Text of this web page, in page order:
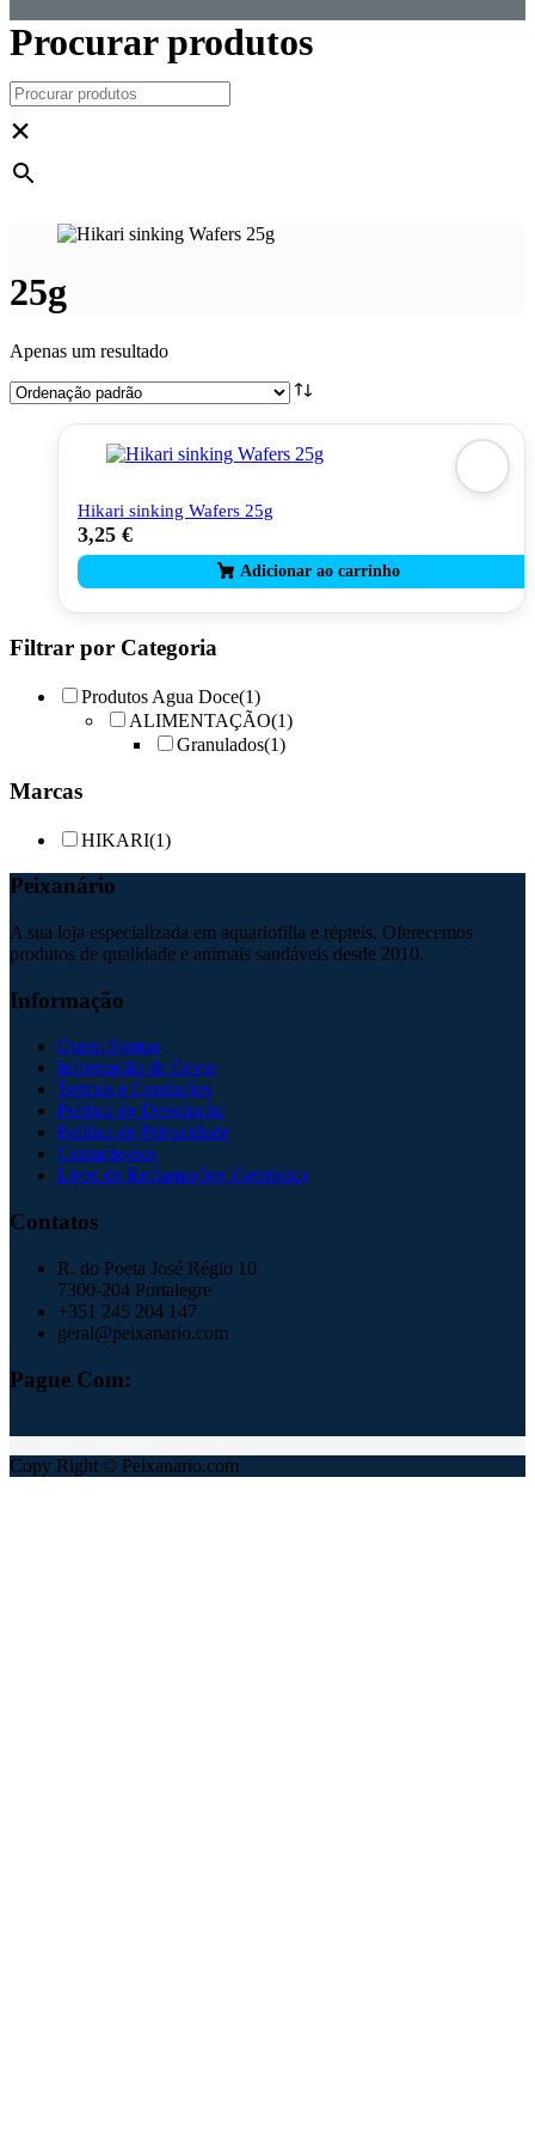
Procurar produtos
×
25g
Apenas um resultado
Hikari sinking Wafers 25g
3,25 €
Filtrar por Categoria
Produtos Agua Doce(1)
ALIMENTAÇÃO(1)
Granulados(1)
Marcas
HIKARI(1)
Peixanário
A sua loja especializada em aquariofilia e répteis. Oferecemos
produtos de qualidade e animais saudáveis desde 2010.
Informação
Quem Somos
Informação de Envio
Termos e Condições
Política de Devolução
Política de Privacidade
Contacte-nos
Livro de Reclamações Eletrónico
Contatos
R. do Poeta José Régio 10
7300-204 Portalegre
+351 245 204 147
geral@peixanario.com
Pague Com:
Copy Right © Peixanario.com